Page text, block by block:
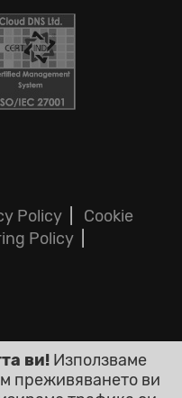
Policy
Cookie
Policy
ви! Използваме
преживяването ви